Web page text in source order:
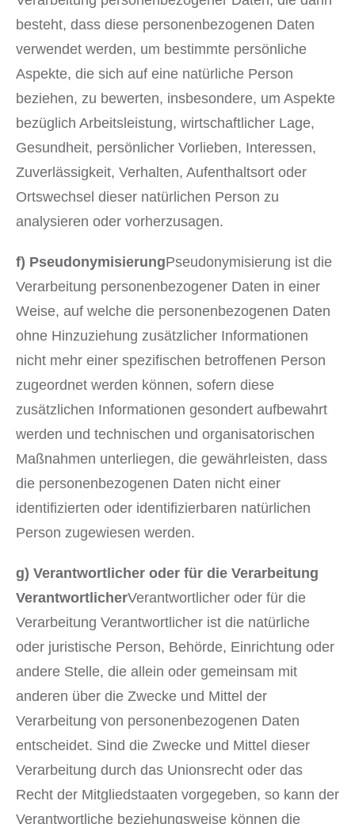
besteht, dass diese personenbezogenen Daten
verwendet werden, um bestimmte persönliche
Aspekte, die sich auf eine natürliche Person
beziehen, zu bewerten, insbesondere, um Aspekte
bezüglich Arbeitsleistung, wirtschaftlicher Lage,
Gesundheit, persönlicher Vorlieben, Interessen,
Zuverlässigkeit, Verhalten, Aufenthaltsort oder
Ortswechsel dieser natürlichen Person zu
analysieren oder vorherzusagen.
f) PseudonymisierungPseudonymisierung ist die
Verarbeitung personenbezogener Daten in einer
Weise, auf welche die personenbezogenen Daten
ohne Hinzuziehung zusätzlicher Informationen
nicht mehr einer spezifischen betroffenen Person
zugeordnet werden können, sofern diese
zusätzlichen Informationen gesondert aufbewahrt
werden und technischen und organisatorischen
Maßnahmen unterliegen, die gewährleisten, dass
die personenbezogenen Daten nicht einer
identifizierten oder identifizierbaren natürlichen
Person zugewiesen werden.
g) Verantwortlicher oder für die Verarbeitung
VerantwortlicherVerantwortlicher oder für die
Verarbeitung Verantwortlicher ist die natürliche
oder juristische Person, Behörde, Einrichtung oder
andere Stelle, die allein oder gemeinsam mit
anderen über die Zwecke und Mittel der
Verarbeitung von personenbezogenen Daten
entscheidet. Sind die Zwecke und Mittel dieser
Verarbeitung durch das Unionsrecht oder das
Recht der Mitgliedstaaten vorgegeben, so kann der
Verantwortliche beziehungsweise können die